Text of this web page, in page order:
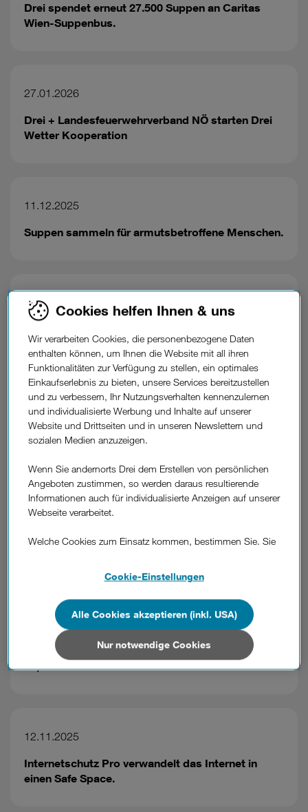
Drei spendet erneut 27.500 Suppen an Caritas
Wien-Suppenbus.
27.01.2026
Drei + Landesfeuerwehrverband NÖ starten Drei
Wetter Kooperation
11.12.2025
Suppen sammeln für armutsbetroffene Menschen.
04.12.2025
27.11.2025
next layer übernimmt Rechenzentrum von Drei
Österreich.
26.11.2025
Drei: Start der Glasfaser-Partnerschaft mit BBOÖ
24.11.2025
Drei Blackweek: SIM Unlimited M um günstige
16,92 Euro/ Monat
12.11.2025
Internetschutz Pro verwandelt das Internet in
einen Safe Space.
Cookies helfen Ihnen & uns
Wir verarbeiten Cookies, die personenbezogene Daten
enthalten können, um Ihnen die Website mit all ihren
Funktionalitäten zur Verfügung zu stellen, ein optimales
Einkaufserlebnis zu bieten, unsere Services bereitzustellen
und zu verbessern, Ihr Nutzungsverhalten kennenzulernen
und individualisierte Werbung und Inhalte auf unserer
Website und Drittseiten und in unseren Newslettern und
sozialen Medien anzuzeigen.
Wenn Sie andernorts Drei dem Erstellen von persönlichen
Angeboten zustimmen, so werden daraus resultierende
Informationen auch für individualisierte Anzeigen auf unserer
Webseite verarbeitet.
Welche Cookies zum Einsatz kommen, bestimmen Sie. Sie
Details und alle Optionen finden Sie unter „Cookie-
Wenn Sie allen Cookies zustimmen, werden auch Cookies
von Drittanbietern verarbeitet, die Ihre Daten in Ländern
außerhalb der europäischen Union (z.B. in den USA)
verarbeiten. Sie unterliegen keinem EU-konformen
Datenschutzniveau und es stehen keine wirksamen
(z.B. Data Privacy Framework), werden wie europäische
Unternehmen behandelt.
Wenn Sie „Nur notwendige Cookies“ wählen, dann sind für
Cookie-Einstellungen
Nur notwendige Cookies
Alle Cookies akzeptieren (inkl. USA)